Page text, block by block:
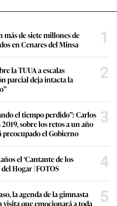
de siete millones de
en Cenares del Minsa
1
la TUUA a escalas
parcial deja intacta la
2
el tiempo perdido”: Carlos
sobre los retos a un año
preocupado el Gobierno
3
el ‘Cantante de los
Hogar | FOTOS
4
la agenda de la gimnasta
que emocionará a toda
5